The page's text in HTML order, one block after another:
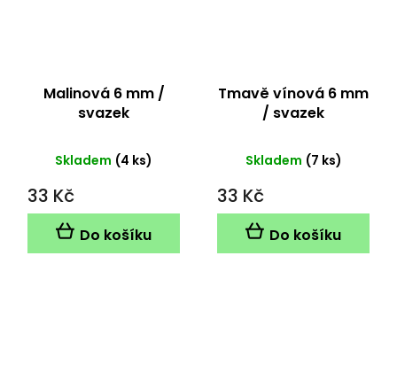
Malinová 6 mm /
svazek
Skladem (4 ks)
33 Kč
Do košíku
Tmavě vínová 6 mm
/ svazek
Skladem (7 ks)
33 Kč
Do košíku